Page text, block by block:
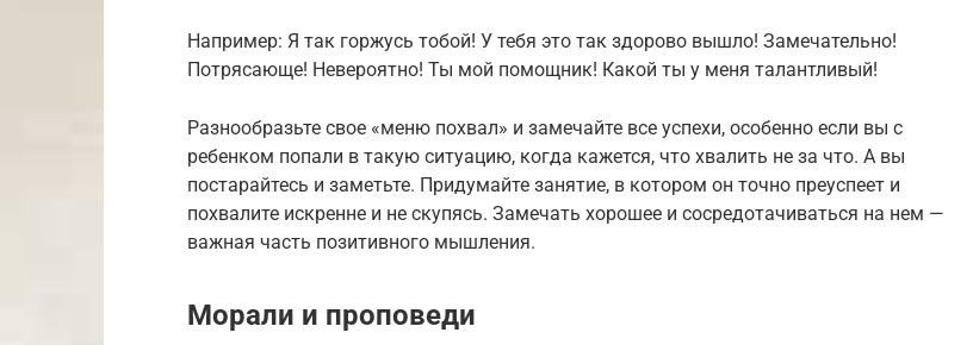
Например: Я так горжусь тобой! У тебя это так здорово вышло! Замечательно!
Потрясающе! Невероятно! Ты мой помощник! Какой ты у меня талантливый!
Разнообразьте свое «меню похвал» и замечайте все успехи, особенно если вы с
ребенком попали в такую ситуацию, когда кажется, что хвалить не за что. А вы
постарайтесь и заметьте. Придумайте занятие, в котором он точно преуспеет и
похвалите искренне и не скупясь. Замечать хорошее и сосредотачиваться на нем —
важная часть позитивного мышления.
Морали и проповеди